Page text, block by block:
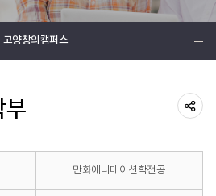
고양창의캠퍼스
부
만화애니메이션학전공